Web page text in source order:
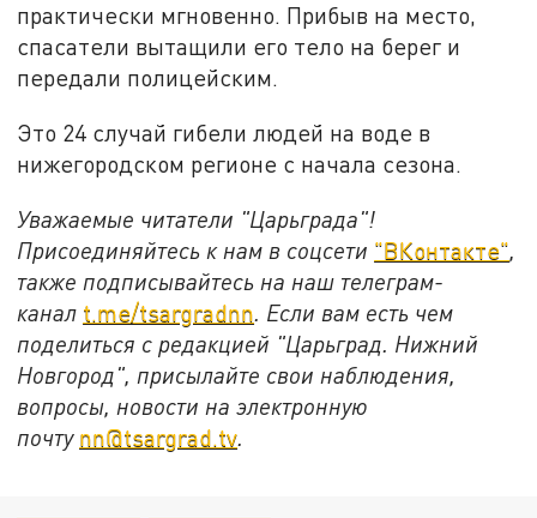
практически мгновенно. Прибыв на место,
спасатели вытащили его тело на берег и
передали полицейским.
Это 24 случай гибели людей на воде в
нижегородском регионе с начала сезона.
Уважаемые читатели "Царьграда"!
Присоединяйтесь к нам в соцсети "ВКонтакте",
также подписывайтесь на наш телеграм-
канал t.me/tsargradnn. Если вам есть чем
поделиться с редакцией "Царьград. Нижний
Новгород", присылайте свои наблюдения,
вопросы, новости на электронную
почту nn@tsargrad.tv.